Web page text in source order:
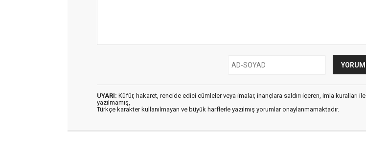
UYARI: Küfür, hakaret, rencide edici cümleler veya imalar, inançlara saldırı içeren, imla kuralları ile
yazılmamış,
Türkçe karakter kullanılmayan ve büyük harflerle yazılmış yorumlar onaylanmamaktadır.